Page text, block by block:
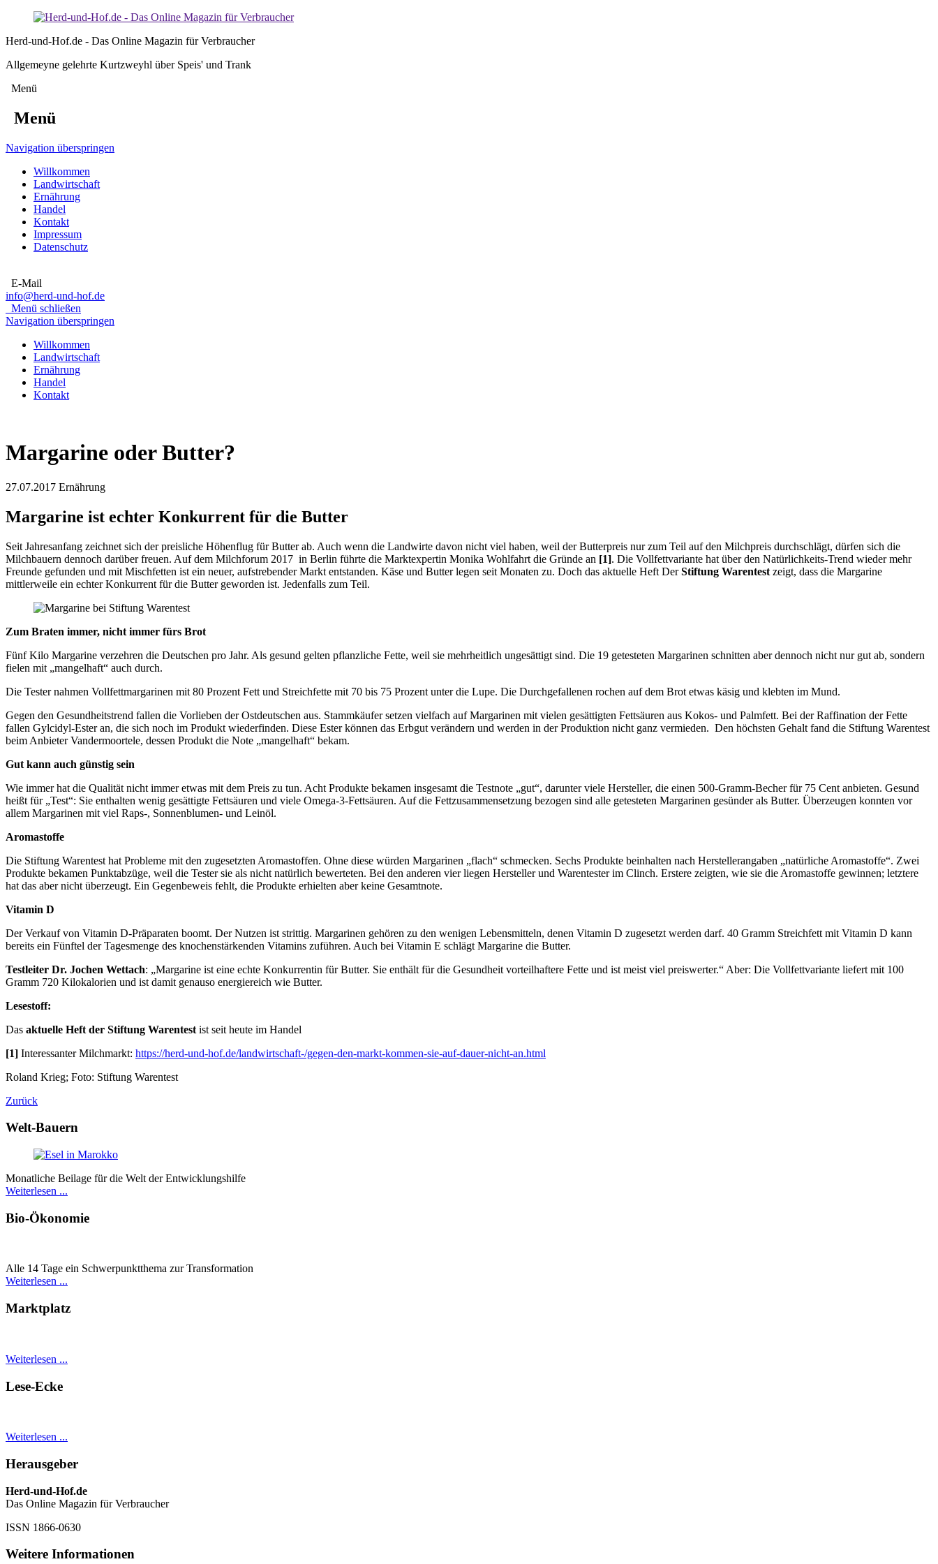
Herd-und-Hof.de - Das Online Magazin für Verbraucher
Allgemeyne gelehrte Kurtzweyhl über Speis' und Trank
Menü
Menü
Navigation überspringen
Willkommen
Landwirtschaft
Ernährung
Handel
Kontakt
Impressum
Datenschutz
E-Mail
info@herd-und-hof.de
Menü schließen
Navigation überspringen
Willkommen
Landwirtschaft
Ernährung
Handel
Kontakt
Margarine oder Butter?
27.07.2017 Ernährung
Margarine ist echter Konkurrent für die Butter
Seit Jahresanfang zeichnet sich der preisliche Höhenflug für Butter ab. Auch wenn die Landwirte davon nicht viel haben, weil der Butterpreis nur zum Teil auf den Milchpreis durchschlägt, dürfen sich die
Milchbauern dennoch darüber freuen. Auf dem Milchforum 2017 in Berlin führte die Marktexpertin Monika Wohlfahrt die Gründe an [1]. Die Vollfettvariante hat über den Natürlichkeits-Trend wieder mehr
Freunde gefunden und mit Mischfetten ist ein neuer, aufstrebender Markt entstanden. Käse und Butter legen seit Monaten zu. Doch das aktuelle Heft DerStiftung Warentest zeigt, dass die Margarine
mittlerweile ein echter Konkurrent für die Butter geworden ist. Jedenfalls zum Teil.
Zum Braten immer, nicht immer fürs Brot
Fünf Kilo Margarine verzehren die Deutschen pro Jahr. Als gesund gelten pflanzliche Fette, weil sie mehrheitlich ungesättigt sind. Die 19 getesteten Margarinen schnitten aber dennoch nicht nur gut ab, sondern
fielen mit „mangelhaft“ auch durch.
Die Tester nahmen Vollfettmargarinen mit 80 Prozent Fett und Streichfette mit 70 bis 75 Prozent unter die Lupe. Die Durchgefallenen rochen auf dem Brot etwas käsig und klebten im Mund.
Gegen den Gesundheitstrend fallen die Vorlieben der Ostdeutschen aus. Stammkäufer setzen vielfach auf Margarinen mit vielen gesättigten Fettsäuren aus Kokos- und Palmfett. Bei der Raffination der Fette
fallen Gylcidyl-Ester an, die sich noch im Produkt wiederfinden. Diese Ester können das Erbgut verändern und werden in der Produktion nicht ganz vermieden. Den höchsten Gehalt fand die Stiftung Warentest
beim Anbieter Vandermoortele, dessen Produkt die Note „mangelhaft“ bekam.
Gut kann auch günstig sein
Wie immer hat die Qualität nicht immer etwas mit dem Preis zu tun. Acht Produkte bekamen insgesamt die Testnote „gut“, darunter viele Hersteller, die einen 500-Gramm-Becher für 75 Cent anbieten. Gesund
heißt für „Test“: Sie enthalten wenig gesättigte Fettsäuren und viele Omega-3-Fettsäuren. Auf die Fettzusammensetzung bezogen sind alle getesteten Margarinen gesünder als Butter. Überzeugen konnten vor
allem Margarinen mit viel Raps-, Sonnenblumen- und Leinöl.
Aromastoffe
Die Stiftung Warentest hat Probleme mit den zugesetzten Aromastoffen. Ohne diese würden Margarinen „flach“ schmecken. Sechs Produkte beinhalten nach Herstellerangaben „natürliche Aromastoffe“. Zwei
Produkte bekamen Punktabzüge, weil die Tester sie als nicht natürlich bewerteten. Bei den anderen vier liegen Hersteller und Warentester im Clinch. Erstere zeigten, wie sie die Aromastoffe gewinnen; letztere
hat das aber nicht überzeugt. Ein Gegenbeweis fehlt, die Produkte erhielten aber keine Gesamtnote.
Vitamin D
Der Verkauf von Vitamin D-Präparaten boomt. Der Nutzen ist strittig. Margarinen gehören zu den wenigen Lebensmitteln, denen Vitamin D zugesetzt werden darf. 40 Gramm Streichfett mit Vitamin D kann
bereits ein Fünftel der Tagesmenge des knochenstärkenden Vitamins zuführen. Auch bei Vitamin E schlägt Margarine die Butter.
Testleiter Dr. Jochen Wettach: „Margarine ist eine echte Konkurrentin für Butter. Sie enthält für die Gesundheit vorteilhaftere Fette und ist meist viel preiswerter.“ Aber: Die Vollfettvariante liefert mit 100
Gramm 720 Kilokalorien und ist damit genauso energiereich wie Butter.
Lesestoff:
Das aktuelle Heft der Stiftung Warentest ist seit heute im Handel
[1] Interessanter Milchmarkt: https://herd-und-hof.de/landwirtschaft-/gegen-den-markt-kommen-sie-auf-dauer-nicht-an.html
Roland Krieg; Foto: Stiftung Warentest
Zurück
Welt-Bauern
Monatliche Beilage für die Welt der Entwicklungshilfe
Weiterlesen ...
Bio-Ökonomie
Alle 14 Tage ein Schwer­punkt­thema zur Transformation
Weiterlesen ...
Marktplatz
Weiterlesen ...
Lese-Ecke
Weiterlesen ...
Herausgeber
Herd-und-Hof.de
Das Online Magazin für Verbraucher
ISSN 1866-0630
Weitere Informationen